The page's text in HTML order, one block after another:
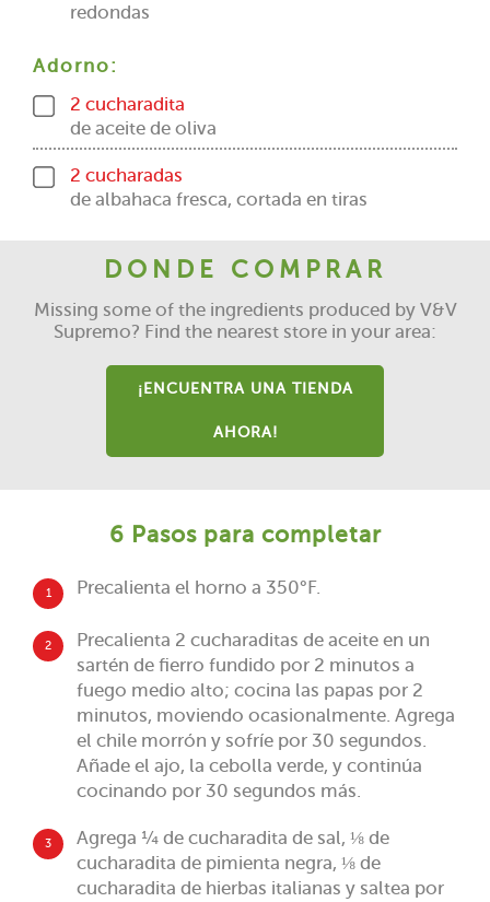
redondas
Adorno:
2 cucharadita
de aceite de oliva
2 cucharadas
de albahaca fresca, cortada en tiras
DONDE COMPRAR
Missing some of the ingredients produced by V&V
Supremo? Find the nearest store in your area:
¡ENCUENTRA UNA TIENDA
AHORA!
6 Pasos para completar
1 Precalienta el horno a 350°F.
2
Precalienta 2 cucharaditas de aceite en un
sartén de fierro fundido por 2 minutos a
fuego medio alto; cocina las papas por 2
minutos, moviendo ocasionalmente. Agrega
el chile morrón y sofríe por 30 segundos.
Añade el ajo, la cebolla verde, y continúa
cocinando por 30 segundos más.
3
Agrega ¼ de cucharadita de sal, ⅛ de
cucharadita de pimienta negra, ⅛ de
cucharadita de hierbas italianas y saltea por